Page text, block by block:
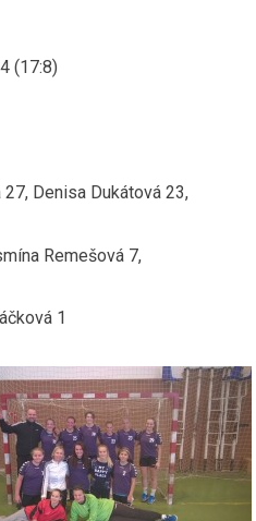
(17:8)
Denisa Dukátová 23,
Remešová 7,
1